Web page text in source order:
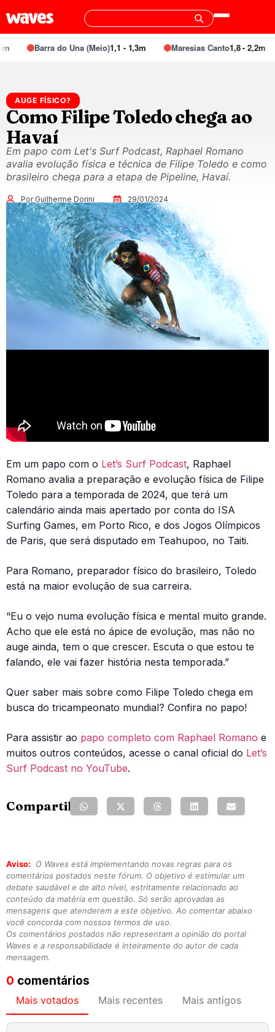
Barra do Una (Meio)1,1 - 1,3m Maresias Canto1,8 - 2,2m
AUGE FÍSICO?
Como Filipe Toledo chega ao
Havaí
Em papo com Let's Surf Podcast, Raphael Romano
avalia evolução física e técnica de Filipe Toledo e como
brasileiro chega para a etapa de Pipeline, Havaí.
Por Guilherme Dorini 29/01/2024
Em um papo com o Let’s Surf Podcast, Raphael
Romano avalia a preparação e evolução física de Filipe
Toledo para a temporada de 2024, que terá um
calendário ainda mais apertado por conta do ISA
Surfing Games, em Porto Rico, e dos Jogos Olímpicos
de Paris, que será disputado em Teahupoo, no Taiti.
Para Romano, preparador físico do brasileiro, Toledo
está na maior evolução de sua carreira.
“Eu o vejo numa evolução física e mental muito grande.
Acho que ele está no ápice de evolução, mas não no
auge ainda, tem o que crescer. Escuta o que estou te
falando, ele vai fazer história nesta temporada.”
Quer saber mais sobre como Filipe Toledo chega em
busca do tricampeonato mundial? Confira no papo!
Para assistir ao papo completo com Raphael Romano e
muitos outros conteúdos, acesse o canal oficial do Let’s
Surf Podcast no YouTube.
Compartilhe:
Aviso:
O Waves está implementando novas regras para os
comentários postados neste fórum. O objetivo é estimular um
debate saudável e de alto nível, estritamente relacionado ao
conteúdo da matéria em questão. Só serão aprovadas as
mensagens que atenderem a este objetivo. Ao comentar abaixo
você concorda com nossos termos de uso.
Os comentários postados não representam a opinião do portal
Waves e a responsabilidade é inteiramente do autor de cada
mensagem.
0 comentários
Mais votados Mais recentes Mais antigos